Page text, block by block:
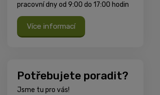
pracovní dny od 9:00 do 17:00 hodin
Více informací
Potřebujete poradit?
Jsme tu pro vás!